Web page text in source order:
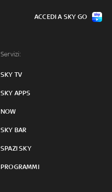
Servizi:
SKY TV
SKY APPS
NOW
SKY BAR
SPAZI SKY
PROGRAMMI
ACCEDI A SKY GO